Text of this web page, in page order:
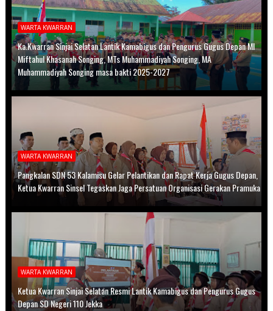
WARTA KWARRAN
Ka.Kwarran Sinjai Selatan Lantik Kamabigus dan Pengurus Gugus Depan MI
Miftahul Khasanah Songing, MTs Muhammadiyah Songing, MA
Muhammadiyah Songing masa bakti 2025-2027
WARTA KWARRAN
Pangkalan SDN 53 Kalamisu Gelar Pelantikan dan Rapat Kerja Gugus Depan,
Ketua Kwarran Sinsel Tegaskan Jaga Persatuan Organisasi Gerakan Pramuka
WARTA KWARRAN
Ketua Kwarran Sinjai Selatan Resmi Lantik Kamabigus dan Pengurus Gugus
Depan SD Negeri 110 Jekka